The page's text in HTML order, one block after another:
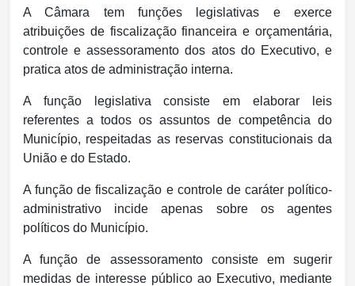
A Câmara tem funções legislativas e exerce
atribuições de fiscalização financeira e orçamentária,
controle e assessoramento dos atos do Executivo, e
pratica atos de administração interna.
A função legislativa consiste em elaborar leis
referentes a todos os assuntos de competência do
Município, respeitadas as reservas constitucionais da
União e do Estado.
A função de fiscalização e controle de caráter político-
administrativo incide apenas sobre os agentes
políticos do Município.
A função de assessoramento consiste em sugerir
medidas de interesse público ao Executivo, mediante